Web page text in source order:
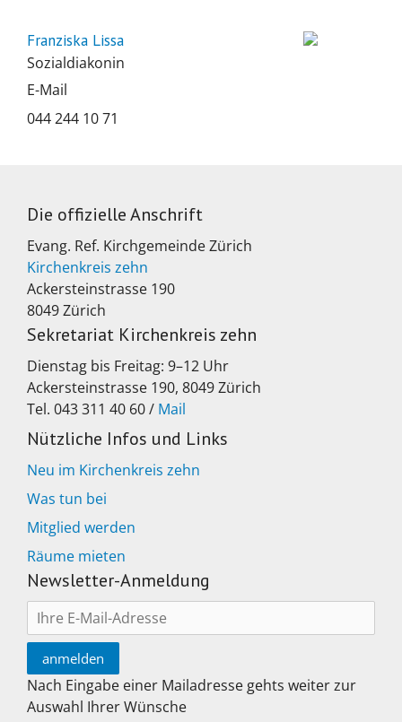
Franziska Lissa
Sozialdiakonin
E-Mail
044 244 10 71
Die offizielle Anschrift
Evang. Ref. Kirchgemeinde Zürich
Kirchenkreis zehn
Ackersteinstrasse 190
8049 Zürich
Sekretariat Kirchenkreis zehn
Dienstag bis Freitag: 9–12 Uhr
Ackersteinstrasse 190, 8049 Zürich
Tel. 043 311 40 60 / Mail
Nützliche Infos und Links
Neu im Kirchenkreis zehn
Was tun bei
Mitglied werden
Räume mieten
Newsletter-Anmeldung
Nach Eingabe einer Mailadresse gehts weiter zur
Auswahl Ihrer Wünsche